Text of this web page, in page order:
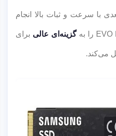
با سرعت و ثبات بالا انجام
گزینه‌ای عالی برای
می‌کند.